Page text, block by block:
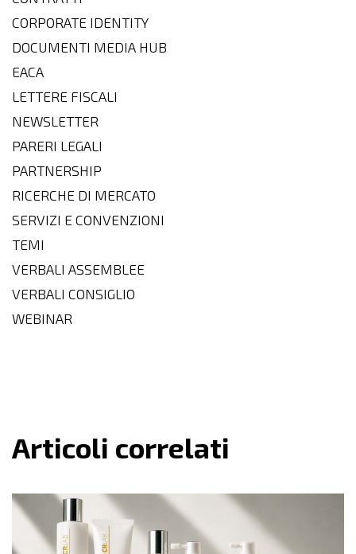
CORPORATE IDENTITY
DOCUMENTI MEDIA HUB
EACA
LETTERE FISCALI
NEWSLETTER
PARERI LEGALI
PARTNERSHIP
RICERCHE DI MERCATO
SERVIZI E CONVENZIONI
TEMI
VERBALI ASSEMBLEE
VERBALI CONSIGLIO
WEBINAR
Articoli correlati